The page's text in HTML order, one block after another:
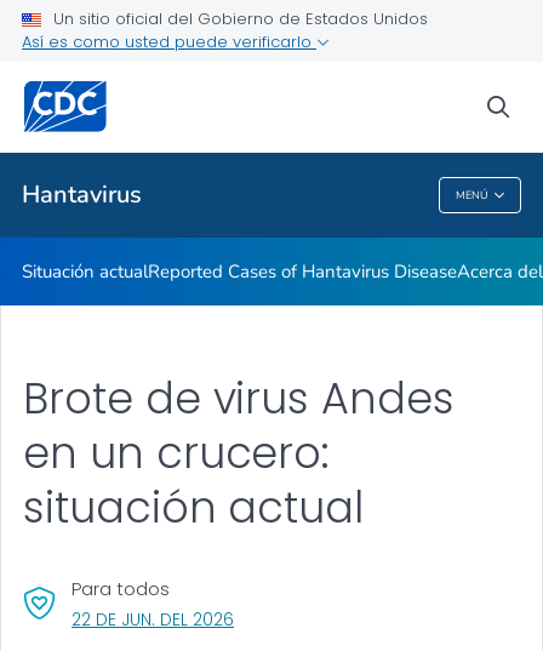
Un sitio oficial del Gobierno de Estados Unidos
Así es como usted puede verificarlo
Hantavirus MENÚ
Salud pública
Hantavirus
Situación actualReported Cases of Hantavirus DiseaseAcerca
Brote de virus Andes
en un crucero:
situación actual
Para todos
22 DE JUN. DEL 2026